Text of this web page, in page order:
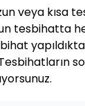
veya kısa
tesbihatta